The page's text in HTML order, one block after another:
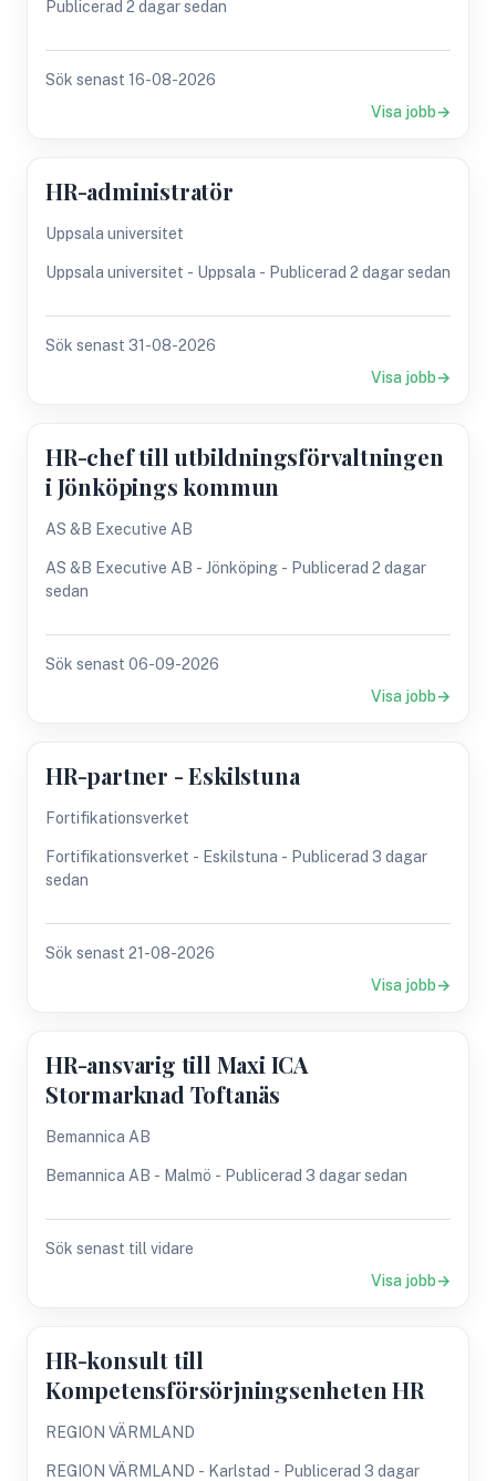
Publicerad 2 dagar sedan
Sök senast 16-08-2026
Visa jobb
HR-administratör
Uppsala universitet
Uppsala universitet - Uppsala - Publicerad 2 dagar sedan
Sök senast 31-08-2026
Visa jobb
HR-chef till utbildningsförvaltningen
i Jönköpings kommun
AS &B Executive AB
AS &B Executive AB - Jönköping - Publicerad 2 dagar
sedan
Sök senast 06-09-2026
Visa jobb
HR-partner - Eskilstuna
Fortifikationsverket
Fortifikationsverket - Eskilstuna - Publicerad 3 dagar
sedan
Sök senast 21-08-2026
Visa jobb
HR-ansvarig till Maxi ICA
Stormarknad Toftanäs
Bemannica AB
Bemannica AB - Malmö - Publicerad 3 dagar sedan
Sök senast till vidare
Visa jobb
HR-konsult till
Kompetensförsörjningsenheten HR
REGION VÄRMLAND
REGION VÄRMLAND - Karlstad - Publicerad 3 dagar